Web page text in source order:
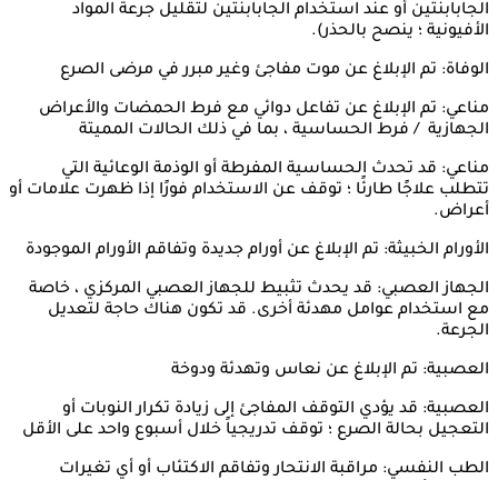
الجابابنتين أو عند استخدام الجابابنتين لتقليل جرعة المواد
الأفيونية ؛ ينصح بالحذر).
الوفاة: تم الإبلاغ عن موت مفاجئ وغير مبرر في مرضى الصرع
مناعي: تم الإبلاغ عن تفاعل دوائي مع فرط الحمضات والأعراض
الجهازية / فرط الحساسية ، بما في ذلك الحالات المميتة
مناعي: قد تحدث الحساسية المفرطة أو الوذمة الوعائية التي
تتطلب علاجًا طارئًا ؛ توقف عن الاستخدام فورًا إذا ظهرت علامات أو
أعراض.
الأورام الخبيثة: تم الإبلاغ عن أورام جديدة وتفاقم الأورام الموجودة
الجهاز العصبي: قد يحدث تثبيط للجهاز العصبي المركزي ، خاصة
مع استخدام عوامل مهدئة أخرى. قد تكون هناك حاجة لتعديل
الجرعة.
العصبية: تم الإبلاغ عن نعاس وتهدئة ودوخة
العصبية: قد يؤدي التوقف المفاجئ إلى زيادة تكرار النوبات أو
التعجيل بحالة الصرع ؛ توقف تدريجياً خلال أسبوع واحد على الأقل
الطب النفسي: مراقبة الانتحار وتفاقم الاكتئاب أو أي تغيرات